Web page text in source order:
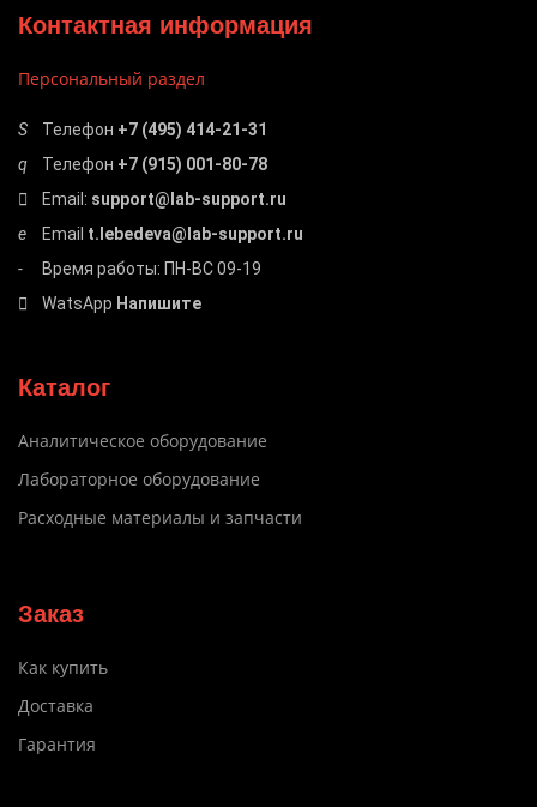
Контактная информация
Персональный раздел
Телефон +7 (495) 414-21-31
Телефон +7 (915) 001-80-78
Email: support@lab-support.ru
Email t.lebedeva@lab-support.ru
Время работы: ПН-ВС 09-19
WatsApp Напишите
Каталог
Аналитическое оборудование
Лабораторное оборудование
Расходные материалы и запчасти
Заказ
Как купить
Доставка
Гарантия